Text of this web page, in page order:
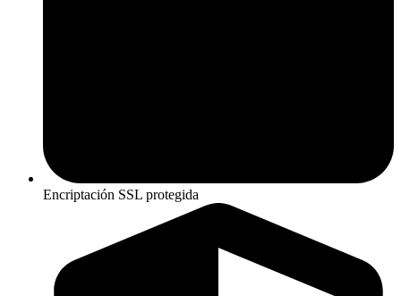
Encriptación SSL protegida